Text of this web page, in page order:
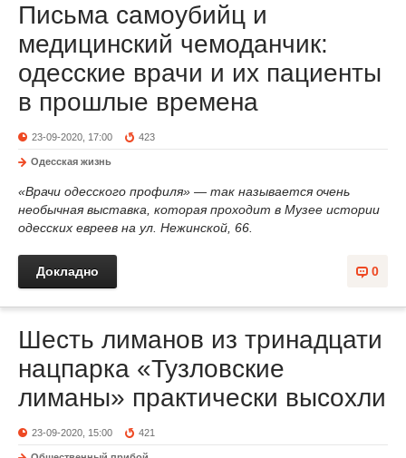
Письма самоубийц и
медицинский чемоданчик:
одесские врачи и их пациенты
в прошлые времена
23-09-2020, 17:00 423
Одесская жизнь
«Врачи одесского профиля» — так называется очень
необычная выставка, которая проходит в Музее истории
одесских евреев на ул. Нежинской, 66.
0
Докладно
Шесть лиманов из тринадцати
нацпарка «Тузловские
лиманы» практически высохли
23-09-2020, 15:00 421